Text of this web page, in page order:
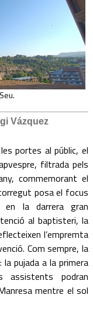
Vázquez
portes al públic, el
filtrada pels
commemorant el
posa el focus
en la darrera gran
al baptisteri, la
l’empremta
Com sempre, la
pujada a la primera
assistents podran
mentre el sol